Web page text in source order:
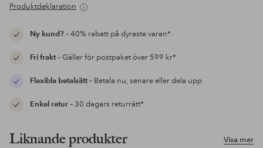
Produktdeklaration
Ny kund?– 40% rabatt på dyraste varan*
Fri frakt– Gäller för postpaket över 599 kr*
Flexibla betalsätt– Betala nu, senare eller dela upp
Enkel retur– 30 dagars returrätt*
Visa mer
Liknande produkter